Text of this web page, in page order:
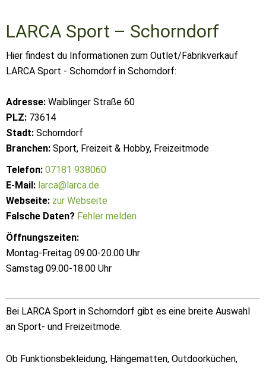
LARCA Sport – Schorndorf
Hier findest du Informationen zum Outlet/Fabrikverkauf
LARCA Sport - Schorndorf in Schorndorf:
Adresse: Waiblinger Straße 60
PLZ: 73614
Stadt: Schorndorf
Branchen: Sport, Freizeit & Hobby, Freizeitmode
Telefon: 07181 938060
E-Mail: larca@larca.de
Webseite: zur Webseite
Falsche Daten? Fehler melden
Öffnungszeiten:
Montag-Freitag 09.00-20.00 Uhr
Samstag 09.00-18.00 Uhr
Bei LARCA Sport in Schorndorf gibt es eine breite Auswahl
an Sport- und Freizeitmode.
Ob Funktionsbekleidung, Hängematten, Outdoorküchen,